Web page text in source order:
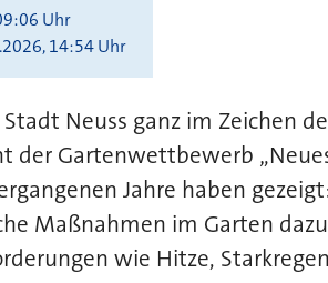
Uhr
14:54 Uhr
Neuss ganz im Zeichen
der Gartenwettbewerb
Jahre haben
Maßnahmen im Garten
wie Hitze,